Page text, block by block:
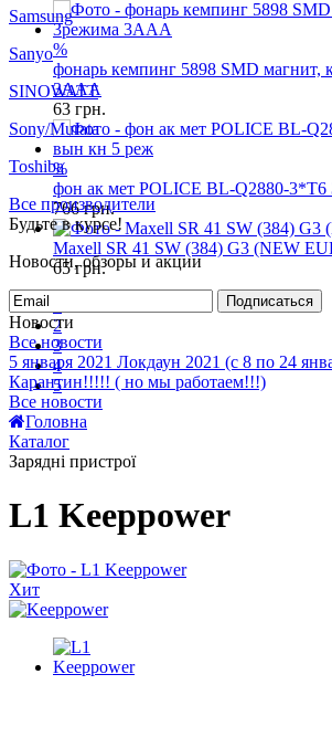
%
фонарь кемпинг 5898 SMD магнит,
3AAA
63 грн.
%
фон ак мет POLICE BL-Q2880-3*T6
766грн.
Maxell SR 41 SW (384) G3 (NEW
65грн.
2
3
4
5
Samsung
Sanyo
SINOWATT
Sony/Murata
Toshiba
Все производители
Будьте в курсе!
Новости, обзоры и акции
Подписаться
Новости
Все новости
5 января 2021 Локдаун 2021 (с 8 по 24
Карантин!!!!! ( но мы работаем!!!)
Все новости
Головна
Каталог
Зарядні пристрої
L1 Keeppower
Хит